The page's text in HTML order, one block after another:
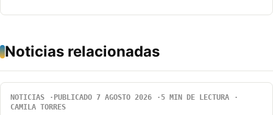
Noticias relacionadas
NOTICIAS PUBLICADO 7 AGOSTO 2026
5 MIN DE LECTURA
CAMILA TORRES